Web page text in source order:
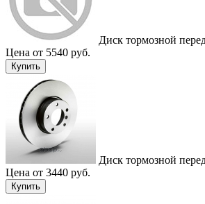
Диск тормозной
Цена от 5540 руб.
Купить
Диск тормозной
Цена от 3440 руб.
Купить